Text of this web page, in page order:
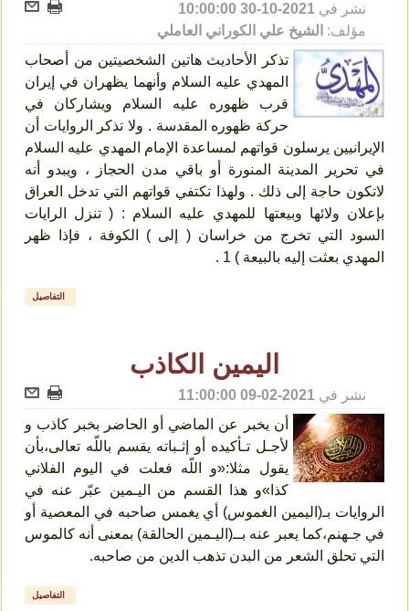
نشر في 2021-10-30 10:00:00
مؤلف: الشيخ علي الكوراني العاملي
تذكر الأحاديث هاتين الشخصيتين من أصحاب
المهدي عليه السلام وأنهما يظهران في إيران
قرب ظهوره عليه السلام ويشاركان في
حركة ظهوره المقدسة . ولا تذكر الروايات أن
الإيرانيين يرسلون قواتهم لمساعدة الإمام المهدي عليه السلام
في تحرير المدينة المنورة أو باقي مدن الحجاز ، ويبدو أنه
لاتكون حاجة إلى ذلك . ولهذا تكتفي قواتهم التي تدخل العراق
بإعلان ولائها وبيعتها للمهدي عليه السلام : ( تنزل الرايات
السود التي تخرج من خراسان ( إلى ) الكوفة ، فإذا ظهر
المهدي بعثت إليه بالبيعة ) 1 .
التفاصيل
اليمين الكاذب
نشر في 2021-02-09 11:00:00
أن يخبر عن الماضي أو الحاضر بخبر‌ كاذب‌ و
لأجـل‌ تـأكيده أو إثـباته يقسم باللّه تعالى،بأن
يقول مثلا:«و اللّه فعلت في اليوم الفلاني
كذا‌»و هذا القسم من اليـمين عبّر عنه في
الروايات بـ(اليمين الغموس) أي يغمس‌ صاحبه في المعصية أو‌
في‌ جـهنم،كما يعبر عنه بــ(اليـمين الحالقة) بمعنى أنه كالموس
التي تحلق الشعر من البدن تذهب الدين من صاحبه.
التفاصيل